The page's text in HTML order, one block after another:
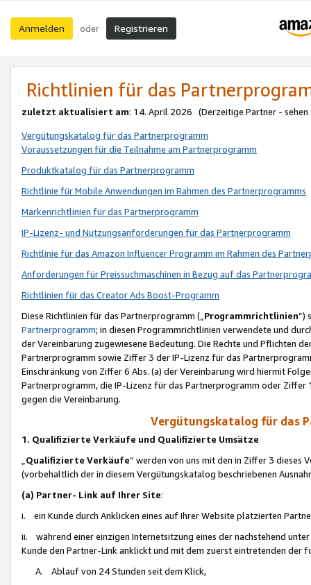
Anmelden oder Registrieren
Richtlinien für das
zuletzt aktualisiert am: 14. April 2026 (Derzeitige Partner - sehen
Vergütungskatalog für das Partnerprogramm
Voraussetzungen für die Teilnahme am Partnerprogramm
Produktkatalog für das Partnerprogramm
Richtlinie für Mobile Anwendungen im Rahmen des Partnerprogramms
Markenrichtlinien für das Partnerprogramm
IP-Lizenz- und Nutzungsanforderungen für das Partnerprogramm
Richtlinie für das Amazon Influencer Programm im Rahmen des
Anforderungen für Preissuchmaschinen in Bezug auf das
Richtlinien für das Creator Ads Boost-Programm
Diese Richtlinien für das Partnerprogramm („Programmrichtlinien“)
Partnerprogramm; in diesen Programmrichtlinien verwendete und
der Vereinbarung zugewiesene Bedeutung. Die Rechte und Pflichten
Partnerprogramm sowie Ziffer 3 der IP-Lizenz für das
Einschränkung von Ziffer 6 Abs. (a) der Vereinbarung wird hiermit
Partnerprogramm, die IP-Lizenz für das Partnerprogramm oder
gegen die Vereinbarung.
Vergütungskatalog für das
1. Qualifizierte Verkäufe und Qualifizierte Umsätze
Qualifizierte Verkäufe“ werden von uns mit den in Ziffer 3
(vorbehaltlich der in diesem Vergütungskatalog beschriebenen
(a) Partner- Link auf Ihrer Site:
i. ein Kunde durch Anklicken eines auf Ihrer Website platzierten
ii. während einer einzigen Internetsitzung eines der nachstehend
Kunde den Partner-Link anklickt und mit dem zuerst eintretenden der
A. Ablauf von 24 Stunden seit dem Klick,